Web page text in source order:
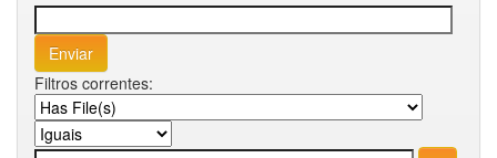
Filtros correntes: